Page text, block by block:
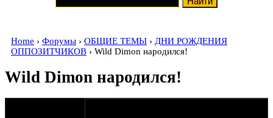
Home › Форумы › ОБЩИЕ ТЕМЫ › ДНИ РОЖДЕНИЯ
ОППОЗИТЧИКОВ › Wild Dimon народился!
Wild Dimon народился!